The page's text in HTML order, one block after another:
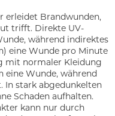
erleidet Brandwunden,
trifft. Direkte UV-
während indirektes
eine Wunde pro Minute
mit normaler Kleidung
eine Wunde, während
In stark abgedunkelten
Schaden aufhalten.
kann nur durch